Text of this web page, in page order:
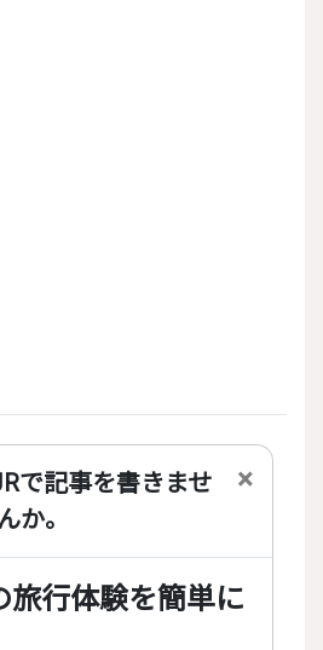
で記事を書きませ
か。
×
旅行体験を簡単に